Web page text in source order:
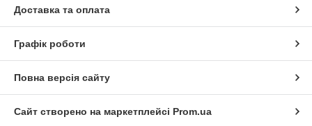
Доставка та оплата
Графік роботи
Повна версія сайту
Сайт створено на маркетплейсі Prom.ua